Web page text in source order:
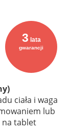
3 lata
gwarancji
ciała i waga
lub
na tablet